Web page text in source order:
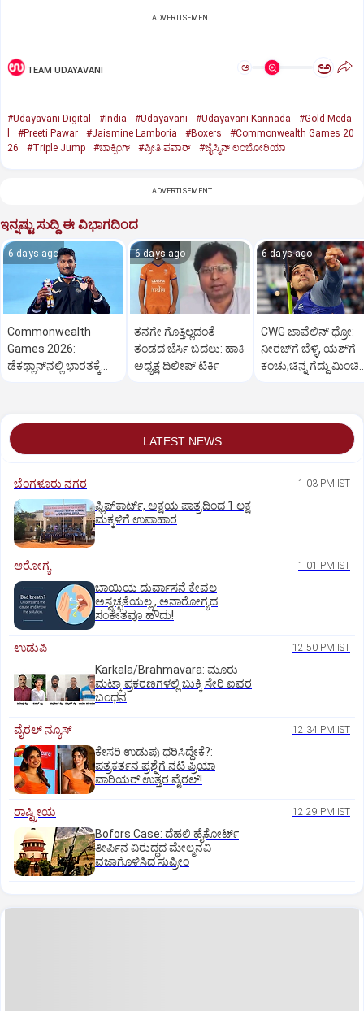
ADVERTISEMENT
TEAM UDAYAVANI ಅ ಅ
#Udayavani Digital #India #Udayavani #Udayavani Kannada
#Gold Meda
#Preeti Pawar #Jaismine Lamboria #Boxers
#Commonwealth Games 20
26
#Triple Jump #ಬಾಕ್ಸಿಂಗ್‌ #ಪ್ರೀತಿ ಪವಾರ್ #ಜೈಸ್ಮಿನ್ ಲಂಬೋರಿಯಾ
ADVERTISEMENT
ಇನ್ನಷ್ಟು ಸುದ್ದಿ ಈ ವಿಭಾಗದಿಂದ
6 days ago
Commonwealth
Games 2026:
ಡೆಕಥ್ಲಾನ್‌ನಲ್ಲಿ ಭಾರತಕ್ಕೆ
6 days ago
ತನಗೇ ಗೊತ್ತಿಲ್ಲದಂತೆ
ತಂಡದ ಜೆರ್ಸಿ ಬದಲು: ಹಾಕಿ
ಅಧ್ಯಕ್ಷ ದಿಲೀಪ್‌ ಟಿರ್ಕಿ
6 days ago
CWG ಜಾವೆಲಿನ್‌ ಥ್ರೋ:
ನೀರಜ್‌ಗೆ ಬೆಳ್ಳಿ, ಯಶ್‌ಗೆ
ಕಂಚು,ಚಿನ್ನ ಗೆದ್ದು
LATEST NEWS
ಬೆಂಗಳೂರು ನಗರ 1:03 PM IST
ಫ್ಲಿಪ್‌ಕಾರ್ಟ್‌, ಅಕ್ಷಯ ಪಾತ್ರದಿಂದ 1 ಲಕ್ಷ
ಮಕ್ಕಳಿಗೆ ಉಪಾಹಾರ
ಆರೋಗ್ಯ 1:01 PM IST
ಬಾಯಿಯ ದುರ್ವಾಸನೆ ಕೇವಲ
ಅಸ್ವಚ್ಛತೆಯಲ್ಲ , ಅನಾರೋಗ್ಯದ
ಸಂಕೇತವೂ ಹೌದು!
ಉಡುಪಿ 12:50 PM IST
Karkala/Brahmavara: ಮೂರು
ಮಟ್ಕಾ ಪ್ರಕರಣಗಳಲ್ಲಿ ಬುಕ್ಕಿ ಸೇರಿ ಐವರ
ಬಂಧನ
ವೈರಲ್ ನ್ಯೂಸ್ 12:34 PM IST
ಕೇಸರಿ ಉಡುಪು ಧರಿಸಿದ್ದೇಕೆ?:
ಪತ್ರಕರ್ತನ ಪ್ರಶ್ನೆಗೆ ನಟಿ ಪ್ರಿಯಾ
ವಾರಿಯರ್ ಉತ್ತರ ವೈರಲ್!
ರಾಷ್ಟ್ರೀಯ 12:29 PM IST
Bofors Case: ದೆಹಲಿ ಹೈಕೋರ್ಟ್‌
ತೀರ್ಪಿನ ವಿರುದ್ಧದ ಮೇಲ್ಮನವಿ
ವಜಾಗೊಳಿಸಿದ ಸುಪ್ರೀಂ